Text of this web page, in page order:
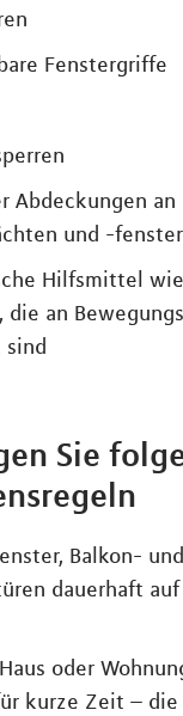
Fenstergriffe
Abdeckungen an
und -
Hilfsmittel
die an
Sie
Balkon- und
dauerhaft
oder
kurze Zeit –